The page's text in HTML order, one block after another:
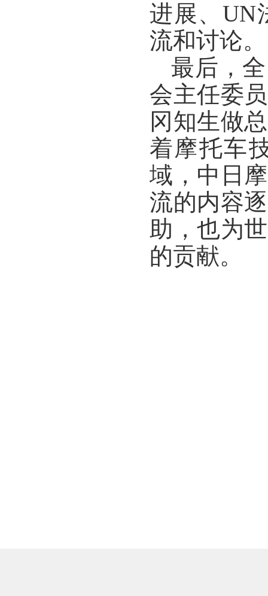
进展、 UN
流和讨论。
最后，
会主任委
冈知生做
着摩托车
域 ， 中日
流的内容
助，也为
的贡献。